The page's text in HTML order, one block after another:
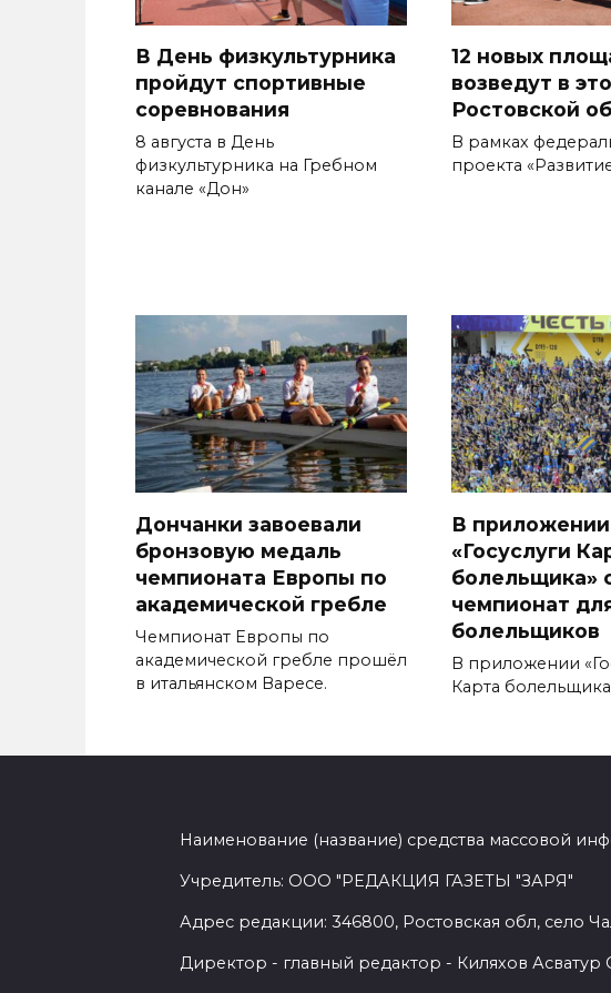
В День физкультурника
пройдут спортивные
соревнования
8 августа в День
физкультурника на Гребном
канале «Дон»
12 новых
возведут в
Ростовской
В рамках
проекта
Дончанки завоевали
бронзовую медаль
чемпионата Европы по
академической гребле
Чемпионат Европы по
академической гребле прошёл
в итальянском Варесе.
В приложении
«Госуслуги
болельщика»
чемпионат
болельщиков
В приложении
Карта
Наименование (название) средства массовой
Учредитель: ООО "РЕДАКЦИЯ ГАЗЕТЫ "ЗАРЯ"
Адрес редакции: 346800, Ростовская обл, село
Директор - главный редактор - Киляхов Асватур